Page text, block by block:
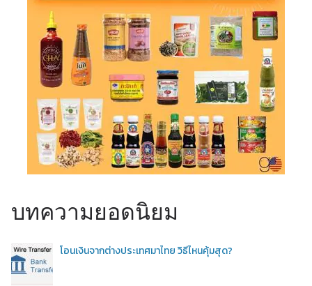
บทความยอดนิยม
โอนเงินจากต่างประเทศมาไทย วิธีไหนคุ้มสุด?